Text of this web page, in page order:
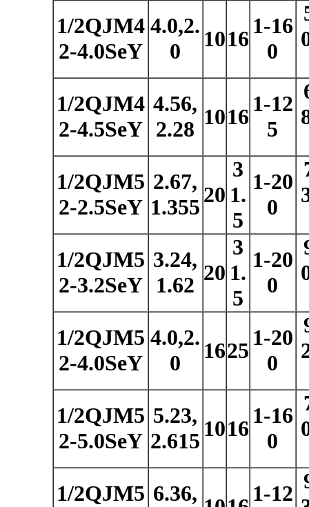
1/2QJM4
2-4.0SeY
4.0,2.
0
1016
1-16
0
1/2QJM4
2-4.5SeY
4.56,
2.28 1016
1-12
5
1/2QJM5
2-2.5SeY
2.67,
1.35520
3
1.
5
1-20
0
1/2QJM5
2-3.2SeY
3.24,
1.62 20
3
1.
5
1-20
0
1/2QJM5
2-4.0SeY
4.0,2.
0
1625
1-20
0
1/2QJM5
2-5.0SeY
5.23,
2.615 1016
1-16
0
1/2QJM5 6.36,
1-12